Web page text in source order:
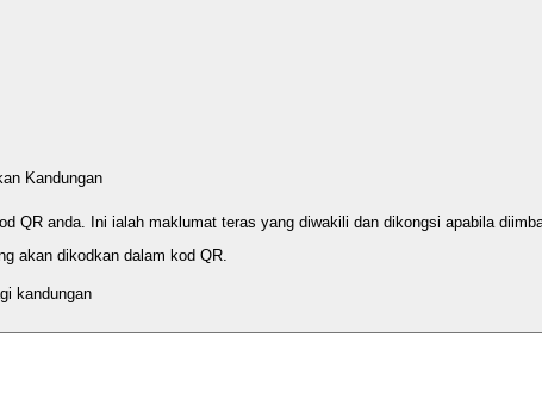
Kandungan
QR anda. Ini ialah maklumat teras yang diwakili dan dikongsi apabila
akan dikodkan dalam kod QR.
kandungan